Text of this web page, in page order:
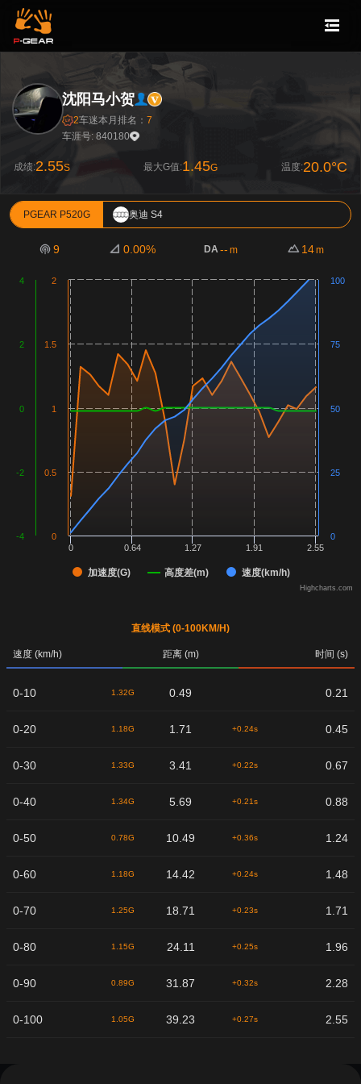
沈阳马小贺
2车迷本月排名： 7
车涯号: 840180
成绩:2.55S 最大G值:1.45G 温度:20.0°C
PGEAR P520G 奥迪 S4
9 0.00% DA-- m 14m
加速度(G) 高度差(m) 速度(km/h)
0 0.64 1.27 1.91 2.55
0
0.5
1
1.5
2
-4
-2
0
2
4
0
25
50
75
100
Highcharts.com
直线模式 (0-100KM/H)
速度 (km/h) 距离 (m) 时间 (s)
0-10 1.32G 0.49 0.21
0-20 1.18G 1.71 +0.24s 0.45
0-30 1.33G 3.41 +0.22s 0.67
0-40 1.34G 5.69 +0.21s 0.88
0-50 0.78G 10.49 +0.36s 1.24
0-60 1.18G 14.42 +0.24s 1.48
0-70 1.25G 18.71 +0.23s 1.71
0-80 1.15G 24.11 +0.25s 1.96
0-90 0.89G 31.87 +0.32s 2.28
0-100 1.05G 39.23 +0.27s 2.55